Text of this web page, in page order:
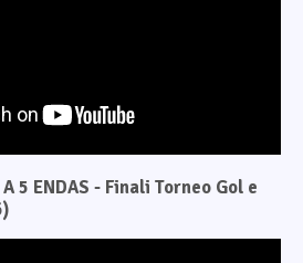
5 ENDAS - Finali Torneo Gol e